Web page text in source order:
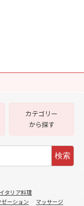
カテゴリー
から探す
検索
イタリア料理
ゼーション
マッサージ